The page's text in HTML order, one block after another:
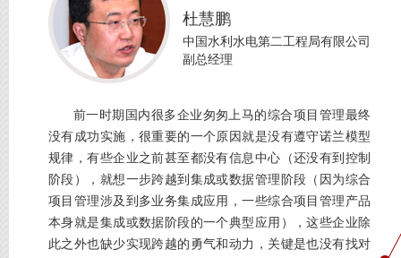
杜慧鹏
中国水利水电第二工程局有限公司
副总经理
前一时期国内很多企业匆匆上马的综合项目管理最终
没有成功实施，很重要的一个原因就是没有遵守诺兰模型
规律，有些企业之前甚至都没有信息中心（还没有到控制
阶段），就想一步跨越到集成或数据管理阶段（因为综合
项目管理涉及到多业务集成应用，一些综合项目管理产品
本身就是集成或数据阶段的一个典型应用），这些企业除
此之外也缺少实现跨越的勇气和动力，关键是也没有找对